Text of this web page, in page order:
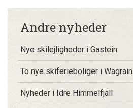
Andre nyheder
Nye skilejligheder i Gastein
To nye skiferieboliger i Wagrain
Nyheder i Idre Himmelfjäll